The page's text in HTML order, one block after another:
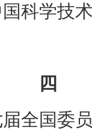
科学技
四
全国委